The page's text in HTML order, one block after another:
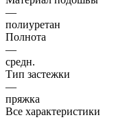
—
полиуретан
Полнота
—
средн.
Тип застежки
—
пряжка
Все характеристики